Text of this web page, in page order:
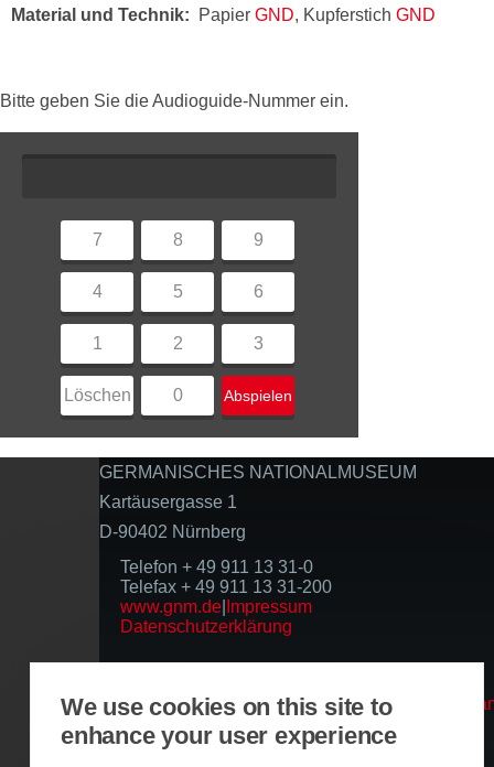
Material und Technik
Papier GND, Kupferstich GND
Bitte geben Sie die Audioguide-Nummer ein.
7 8 9
4 5 6
1 2 3
Löschen 0 Abspielen
GERMANISCHES NATIONALMUSEUM
Kartäusergasse 1
D-90402 Nürnberg
Telefon + 49 911 13 31-0
Telefax + 49 911 13 31-200
www.gnm.de Impressum
Datenschutzerklärung
Basierend auf der Infrastruktur
We use cookies on this site to
enhance your user experience